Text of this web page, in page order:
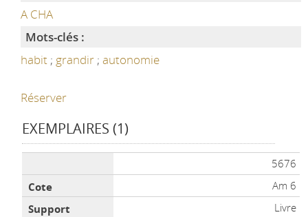
A CHA
Mots-clés :
habit ; grandir ; autonomie
Réserver
EXEMPLAIRES (1)
5676
Am 6
Livre